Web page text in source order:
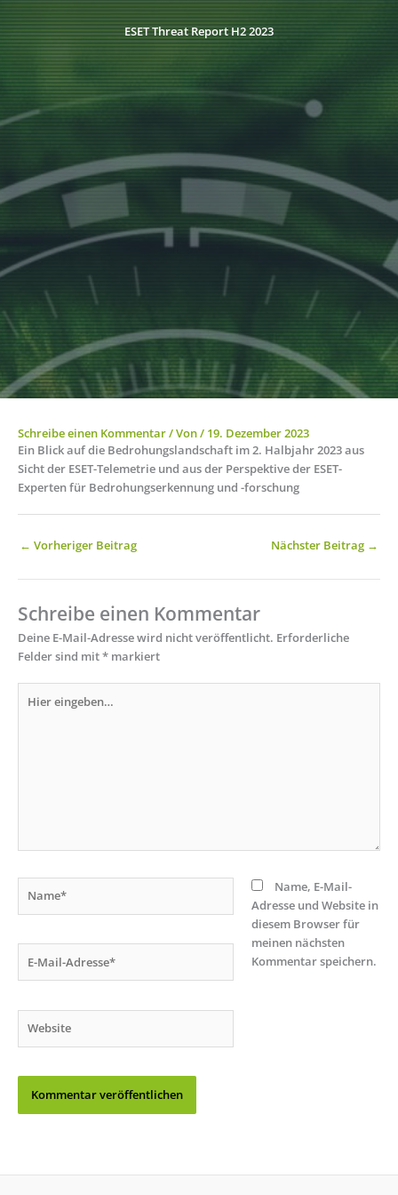
ESET Threat Report H2 2023
Schreibe einen Kommentar/ Von/ 19. Dezember 2023
Ein Blick auf die Bedrohungslandschaft im 2. Halbjahr 2023 aus
Sicht der ESET-Telemetrie und aus der Perspektive der ESET-
Experten für Bedrohungserkennung und -forschung
← Vorheriger Beitrag Nächster Beitrag →
Schreibe einen Kommentar
Deine E-Mail-Adresse wird nicht veröffentlicht. Erforderliche
Felder sind mit* markiert
eingeben…
Mail-
Name, E-Mail-
Adresse und Website in
diesem Browser für
meinen nächsten
Kommentar speichern.